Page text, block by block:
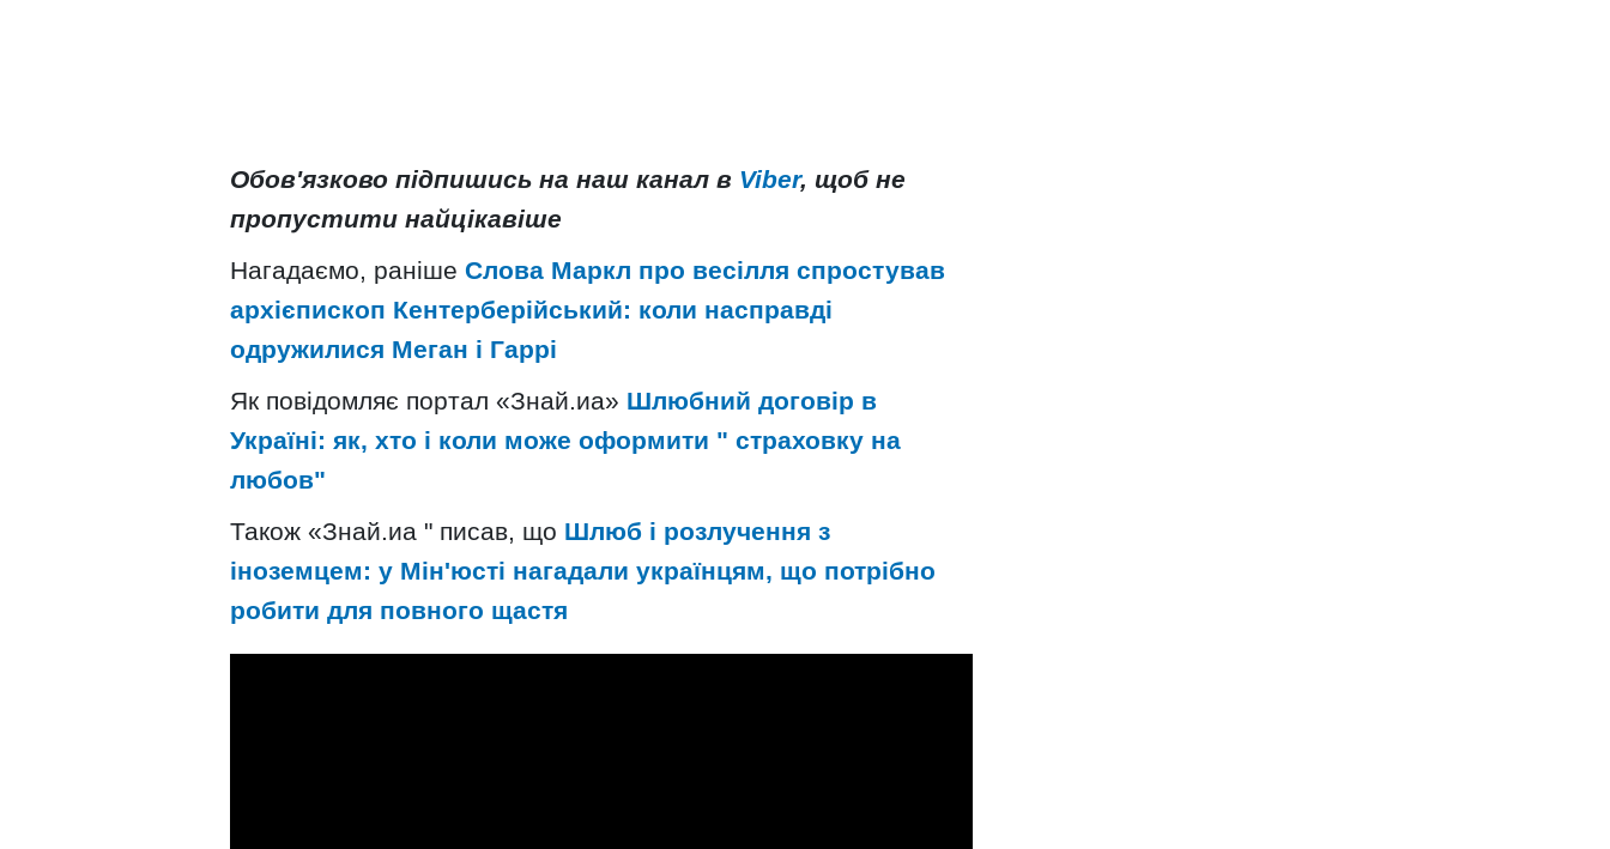
Обов'язково підпишись на наш канал в Viber, щоб не
пропустити найцікавіше
Нагадаємо, раніше Слова Маркл про весілля спростував
архієпископ Кентерберійський: коли насправді
одружилися Меган і Гаррі
Як повідомляє портал «Знай.иа» Шлюбний договір в
Україні: як, хто і коли може оформити " страховку на
любов"
Також «Знай.иа " писав, що Шлюб і розлучення з
іноземцем: у Мін'юсті нагадали українцям, що потрібно
робити для повного щастя